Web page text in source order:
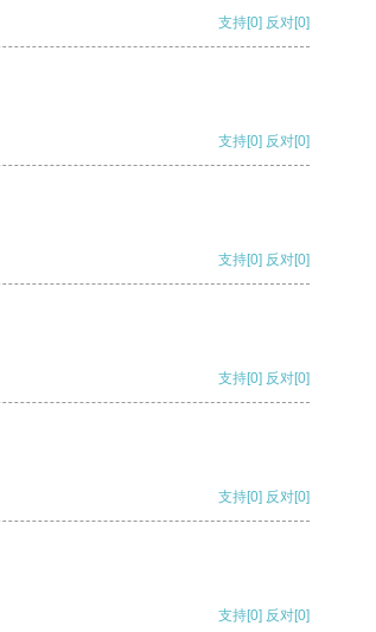
支持[0] 反对[0]
支持[0] 反对[0]
支持[0] 反对[0]
支持[0] 反对[0]
支持[0] 反对[0]
支持[0] 反对[0]